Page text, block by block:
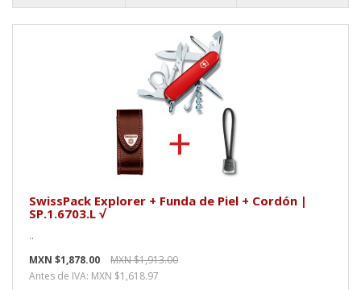
SwissPack Explorer + Funda de Piel + Cordón |
SP.1.6703.L √
..
MXN $1,878.00
MXN $1,913.00
Antes de IVA: MXN $1,618.97